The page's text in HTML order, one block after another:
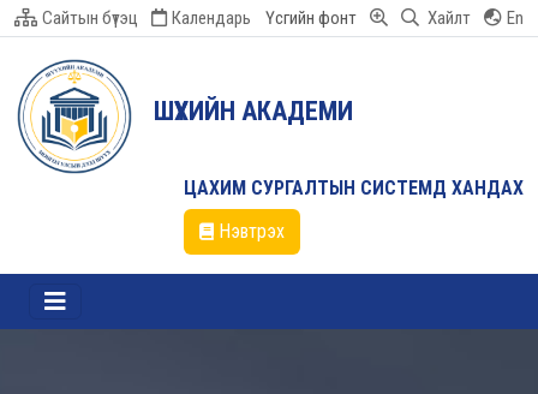
Сайтын бүтэц Календарь Үсгийн фонт Хайлт En
ШҮҮХИЙН АКАДЕМИ
ЦАХИМ СУРГАЛТЫН СИСТЕМД ХАНДАХ
Нэвтрэх